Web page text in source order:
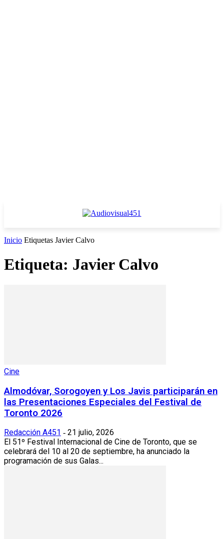
Inicio Etiquetas Javier Calvo
Etiqueta: Javier Calvo
Cine
Almodóvar, Sorogoyen y Los Javis participarán en
las Presentaciones Especiales del Festival de
Toronto 2026
Redacción A451 - 21 julio, 2026
El 51º Festival Internacional de Cine de Toronto, que se
celebrará del 10 al 20 de septiembre, ha anunciado la
programación de sus Galas...